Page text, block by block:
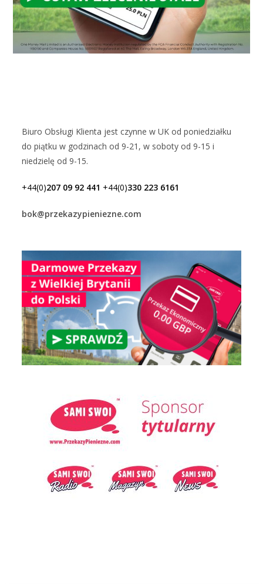
Biuro Obsługi Klienta jest czynne w UK od poniedziałku
do piątku w godzinach od 9-21, w soboty od 9-15 i
niedzielę od 9-15.
+44(0)207 09 92 441 +44(0)330 223 6161
bok@przekazypieniezne.com